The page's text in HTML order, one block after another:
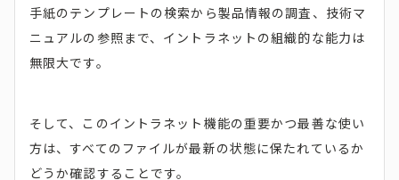
手紙のテンプレートの検索から製品情報の調査、技術マ
ニュアルの参照まで、イントラネットの組織的な能力は
無限大です。
そして、このイントラネット機能の重要かつ最善な使い
方は、すべてのファイルが最新の状態に保たれているか
どうか確認することです。